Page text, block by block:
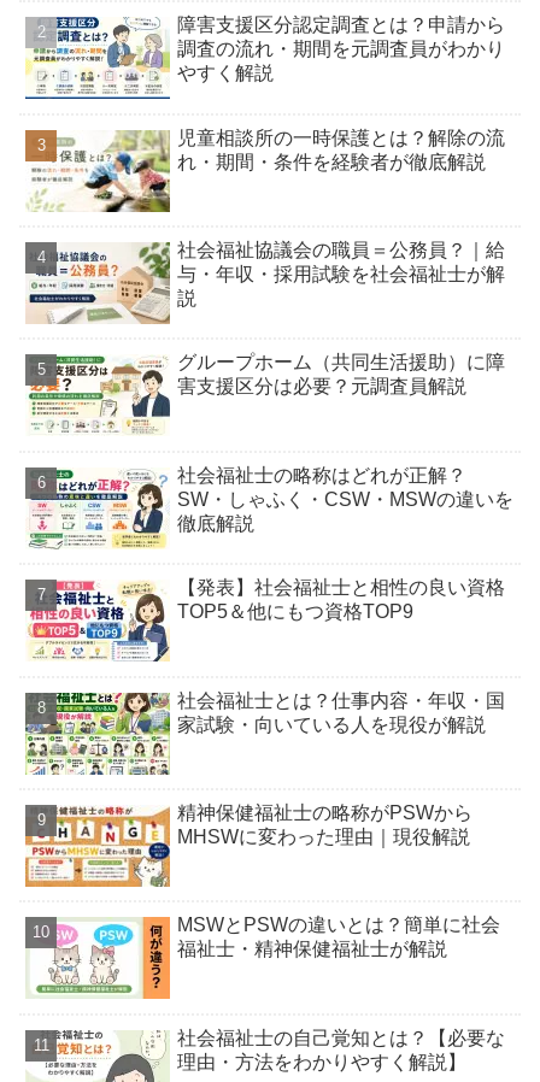
障害支援区分認定調査とは？申請から
調査の流れ・期間を元調査員がわかり
やすく解説
児童相談所の一時保護とは？解除の流
れ・期間・条件を経験者が徹底解説
社会福祉協議会の職員＝公務員？｜給
与・年収・採用試験を社会福祉士が解
説
グループホーム（共同生活援助）に障
害支援区分は必要？元調査員解説
社会福祉士の略称はどれが正解？
SW・しゃふく・CSW・MSWの違いを
徹底解説
【発表】社会福祉士と相性の良い資格
TOP5＆他にもつ資格TOP9
社会福祉士とは？仕事内容・年収・国
家試験・向いている人を現役が解説
精神保健福祉士の略称がPSWから
MHSWに変わった理由｜現役解説
MSWとPSWの違いとは？簡単に社会
福祉士・精神保健福祉士が解説
社会福祉士の自己覚知とは？【必要な
理由・方法をわかりやすく解説】